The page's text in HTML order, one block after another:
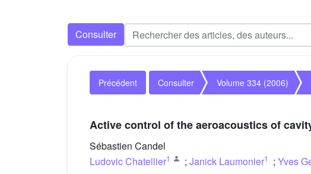
Consulter
Précédent Consulter Volume 334 (2006)
Active control of the aeroacoustics of
Sébastien Candel
Ludovic Chatellier1 ; Janick Laumonier1 ; Yves